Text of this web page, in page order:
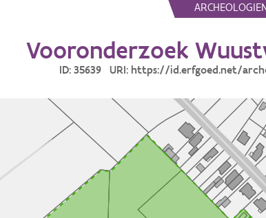
Vooronderzoek
ID: 35639 URI: https://id.erfgoed.net/